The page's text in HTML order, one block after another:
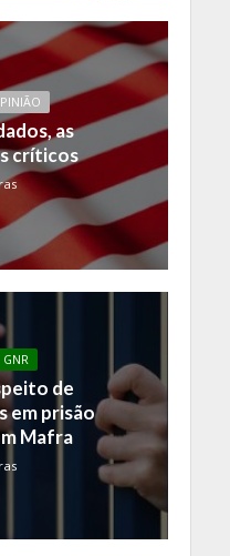
as
críticos
GNR
de
em prisão
Mafra